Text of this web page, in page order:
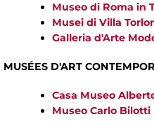
Museo di Roma in
Musei di Villa
Galleria d'Arte
MUSÉES D'ART
Casa Museo
Museo Carlo Bilotti